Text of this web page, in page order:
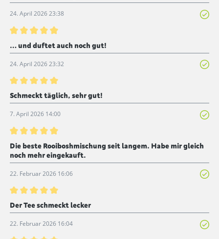
24. April 2026 23:38
Bewertung mit 5 von 5 Sternen
… und duftet auch noch gut!
24. April 2026 23:32
Bewertung mit 5 von 5 Sternen
Schmeckt täglich, sehr gut!
7. April 2026 14:00
Bewertung mit 5 von 5 Sternen
Die beste Rooiboshmischung seit langem. Habe mir gleich
noch mehr eingekauft.
22. Februar 2026 16:06
Bewertung mit 5 von 5 Sternen
Der Tee schmeckt lecker
22. Februar 2026 16:04